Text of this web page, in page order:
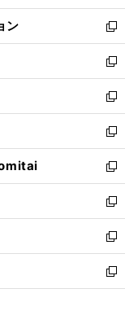
開
く
ウ
で
開
く
ン
ド
ウ
で
開
く
ウ
ィ
ン
ド
ウ
で
開
く
ン
新
し
い
ウ
ィ
ン
ド
ウ
で
開
く
新
し
い
ウ
ィ
ン
ド
ウ
で
開
く
新
し
い
ウ
ィ
ン
ド
ウ
で
開
く
新
し
い
ウ
ィ
ン
ド
ウ
で
開
新
し
い
ウ
ィ
ン
ド
ウ
新
し
い
ウ
ィ
ン
新
し
い
ウ
新
し